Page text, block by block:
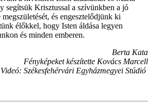
segítsük Krisztussal a szívünkben a jó
és engesztelődjünk ki
élőkkel, hogy Isten áldása legyen
és minden emberen.
Berta Kata
Fényképeket készítette Kovács Marcell
Videó: Székesfehérvári Egyházmegyei Stúdió